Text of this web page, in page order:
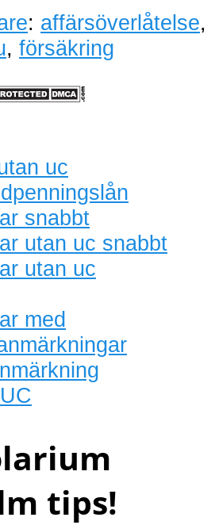
: affärsöverlåtelse,
, försäkring
uc
snabbt
utan uc snabbt
utan uc
med
tips!